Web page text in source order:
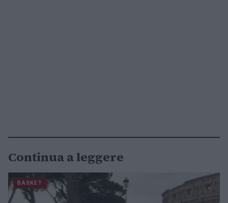
Continua a leggere
BASKET